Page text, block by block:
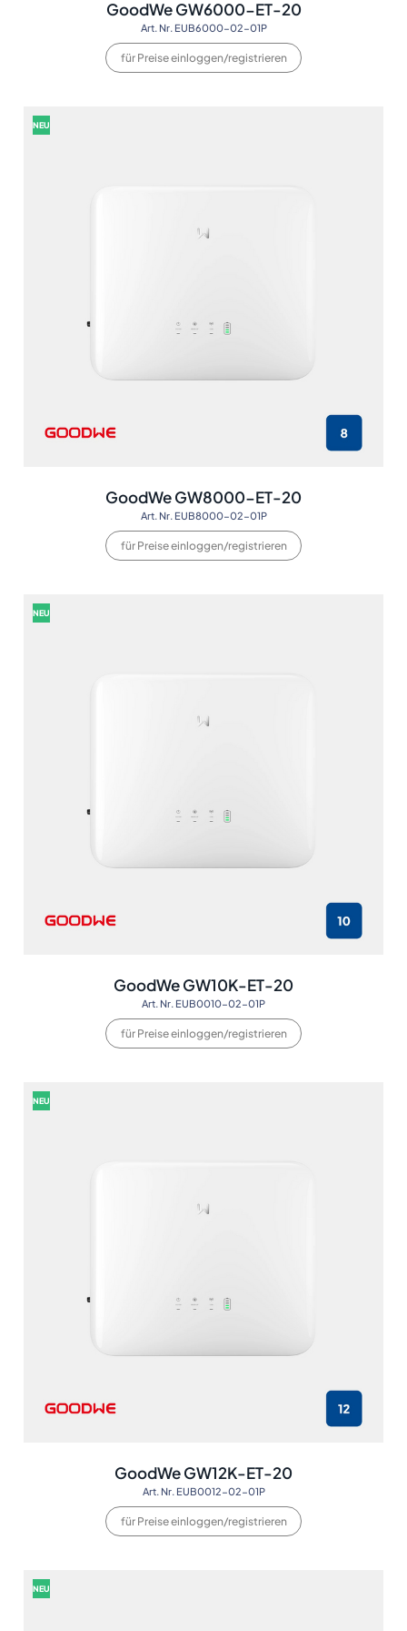
GoodWe GW6000-ET-20
Art. Nr. EUB6000-02-01P
für Preise einloggen/registrieren
NEU
GoodWe GW8000-ET-20
Art. Nr. EUB8000-02-01P
für Preise einloggen/registrieren
NEU
GoodWe GW10K-ET-20
Art. Nr. EUB0010-02-01P
für Preise einloggen/registrieren
NEU
GoodWe GW12K-ET-20
Art. Nr. EUB0012-02-01P
für Preise einloggen/registrieren
NEU